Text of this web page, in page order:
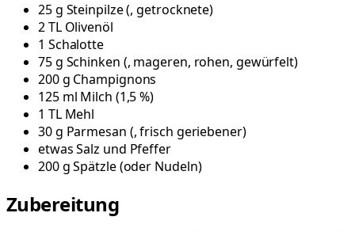
25g Steinpilze(, getrocknete)
2TL Olivenöl
1 Schalotte
75g Schinken (, mageren, rohen, gewürfelt)
200g Champignons
125 ml Milch (1,5 %)
1 TL Mehl
30g Parmesan (, frisch geriebener)
etwasSalz und Pfeffer
200gSpätzle(oder Nudeln)
Zubereitung